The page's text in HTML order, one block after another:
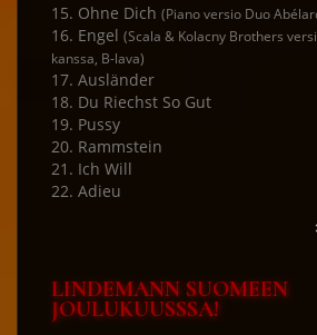
15. Ohne Dich (Piano versio Duo
16. Engel (Scala & Kolacny Brothers
kanssa, B-lava)
17. Ausländer
18. Du Riechst So Gut
19. Pussy
20. Rammstein
21. Ich Will
22. Adieu
LINDEMANN SUOMEEN
JOULUKUUSSSA!